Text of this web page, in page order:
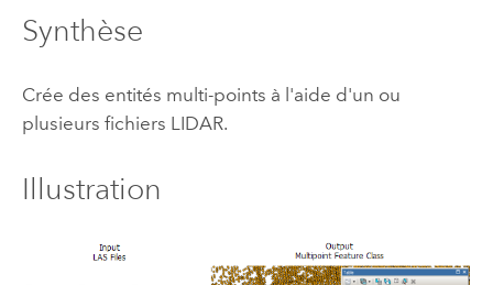
Synthèse
Crée des entités multi-points à l'aide d'un ou
plusieurs fichiers LIDAR.
Illustration